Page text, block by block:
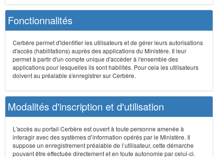
Fonctionnalités
Cerbère permet d'identifier les utilisateurs et de gérer leurs autorisations
d'accès (habilitations) auprès des applications du Ministère. Il leur
permet à partir d'un compte unique d'accéder à l'ensemble des
applications pour lesquelles ils sont habilités. Pour cela les utilisateurs
doivent au préalable s'enregistrer sur Cerbère.
Modalités d'inscription et d'utilisation
L'accès au portail Cerbère est ouvert à toute personne amenée à
interagir avec des systèmes d’information opérés par le Ministère. Il
suppose un enregistrement préalable de l’utilisateur, cette démarche
pouvant être effectuée directement et en toute autonomie par celui-ci.